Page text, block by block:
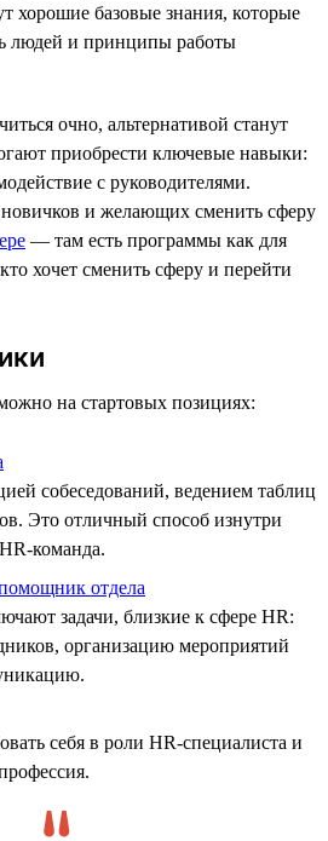
хорошие базовые знания, которые
людей и принципы работы
очно, альтернативой станут
приобрести ключевые навыки:
с руководителями.
и желающих сменить сферу
— там есть программы как для
хочет сменить сферу и перейти
на стартовых позициях:
собеседований, ведением таблиц
Это отличный способ изнутри
команда.
отдела
задачи, близкие к сфере HR:
организацию мероприятий
себя в роли HR-специалиста и